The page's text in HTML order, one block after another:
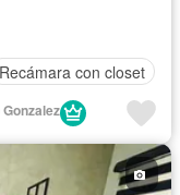
Recámara con closet